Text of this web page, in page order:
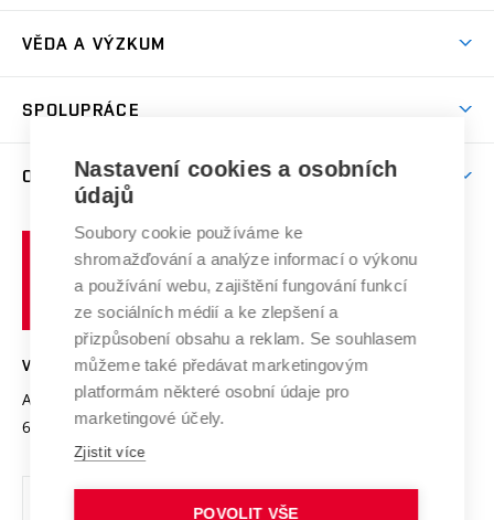
Sport na VUT
Brno
Dny otevřených dveří
Celoživotní vzdělávání
E-přihláška
Harmonogram akademického roku
Závěrečné práce
Doktorské studium
Zpracování osobních údajů studentů
Sociální bezpečí
Studium bez bariér
Podpora podnikání
VĚDA A VÝZKUM
Mezinárodní vědecká rada
Systém zajišťování kvality výzkumu
Výzkumné infrastruktury
Transfer znalostí
Open Science
Projekty
Projekty ze strukturálních fondů
Specifický výzkum
SPOLUPRÁCE
Zahraniční spolupráce
Spolupráce se školami
Služby univerzity
Mezinárodní dohody
Univerzitní sítě
O UNIVERZITĚ
Profil univerzity
Udržitelná univerzita
Podnikavá univerzita / ContriBUTe
Bezpečná univerzita
Vyznamenání
Organizační struktura
Ochrana osobních údajů
učení
technické
VYSOKÉ UČENÍ TECHNICKÉ V BRNĚ
Antonínská 548/1
602 00 Brno
www.vut.cz
vut@vutbr.cz
Nastavení cookies a osobních
údajů
Soubory cookie používáme ke
shromažďování a analýze informací o výkonu
a používání webu, zajištění fungování funkcí
ze sociálních médií a ke zlepšení a
přizpůsobení obsahu a reklam. Se souhlasem
můžeme také předávat marketingovým
platformám některé osobní údaje pro
marketingové účely.
Zjistit více
POVOLIT VŠE